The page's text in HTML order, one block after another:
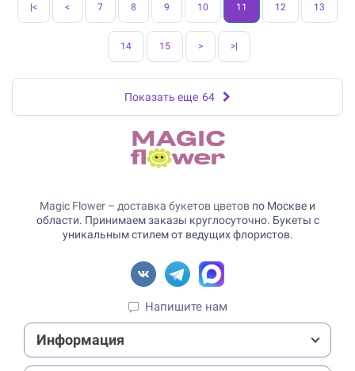
|< < 7 8 9 10 11 12 13
14 15 > >|
Показать еще 64
Magic Flower – доставка букетов цветов по Москве и
области. Принимаем заказы круглосуточно. Букеты с
уникальным стилем от ведущих флористов.
Напишите нам
Информация